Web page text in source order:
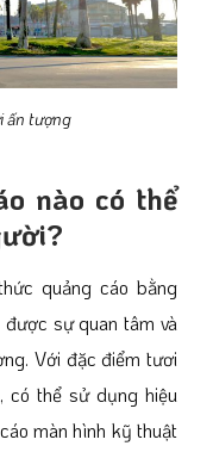
ấn tượng
nào có thể
quảng cáo bằng
sự quan tâm và
Với đặc điểm tươi
có thể sử dụng hiệu
màn hình kỹ thuật